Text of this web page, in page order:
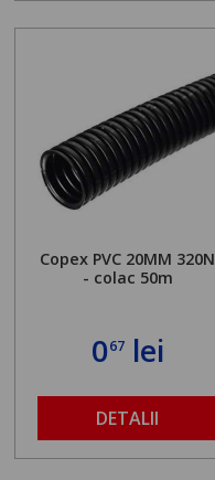
Copex PVC 20MM 320N
- colac 50m
067lei
DETALII